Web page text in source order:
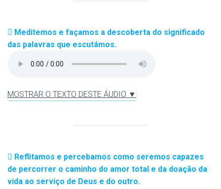
Meditemos e façamos a descoberta do significado
das palavras que escutámos.
MOSTRAR O TEXTO DESTE ÁUDIO ▼
Reflitamos e percebamos como seremos capazes
de percorrer o caminho do amor total e da doação da
vida ao serviço de Deus e do outro.